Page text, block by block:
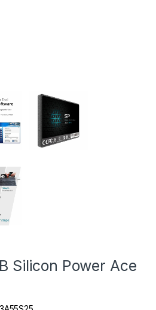
Silicon Power Ace